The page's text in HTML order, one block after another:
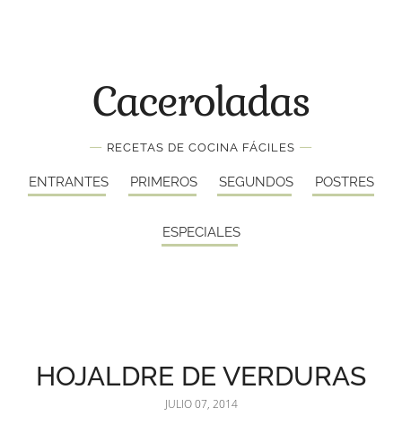
Caceroladas
— RECETAS DE COCINA FÁCILES —
ENTRANTES PRIMEROS SEGUNDOS POSTRES
ESPECIALES
HOJALDRE DE VERDURAS
JULIO 07, 2014